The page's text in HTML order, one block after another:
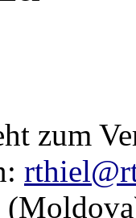
zum